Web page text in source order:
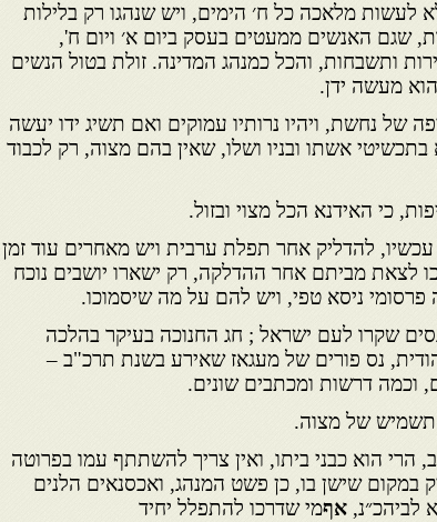
לעשות מלאכה כל ח׳ הימים, ויש שנהגו רק בלילות
שגם האנשים ממעטים בעסק ביום א׳ ויום ח',
ותשבחות, והכל כמנהג המדינה. זולת בטול הנשים
מעשה ידן.
של נחשת, ויהיו נרותיו עמוקים ואם תשיג ידו יעשה
אשתו ובניו ושלו, שאין בהם מצוה, רק לכבוד
כי האידנא הכל מצוי ובזול.
להדליק אחר תפלת ערבית ויש מאחרים עוד זמן
לצאת מביתם אחר ההדלקה, רק ישארו יושבים נוכח
פרסומי ניסא טפי, ויש להם על מה שיסמוכו.
שקרו לעם ישראל ; חג החנוכה בעיקר בהלכה
נס פורים של מעגאז שאירע בשנת תרכ"ב –
תשמיש של מצוה.
הרי הוא כבני ביתו, ואין צריך להשתתף עמו בפרוטה
במקום שישן בו, כן פשט המנהג, ואכסנאים הלנים
לביהכ״נ, אףמי שדרכו להתפלל יחיד